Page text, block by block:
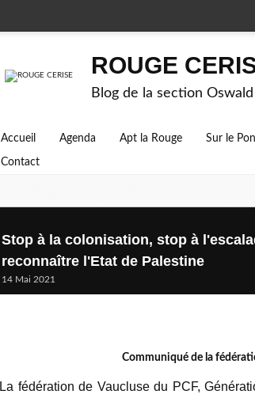
ROUGE
Blog de la section
Accueil Agenda Apt la Rouge Sur le
Contact
Stop à la colonisation, stop à
reconnaître l'Etat de Palestine
14 Mai 2021
Communiqué de la
La fédération de Vaucluse du PCF,